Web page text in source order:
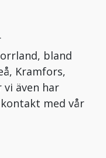
bland
Kramfors,
vi även har
med vår